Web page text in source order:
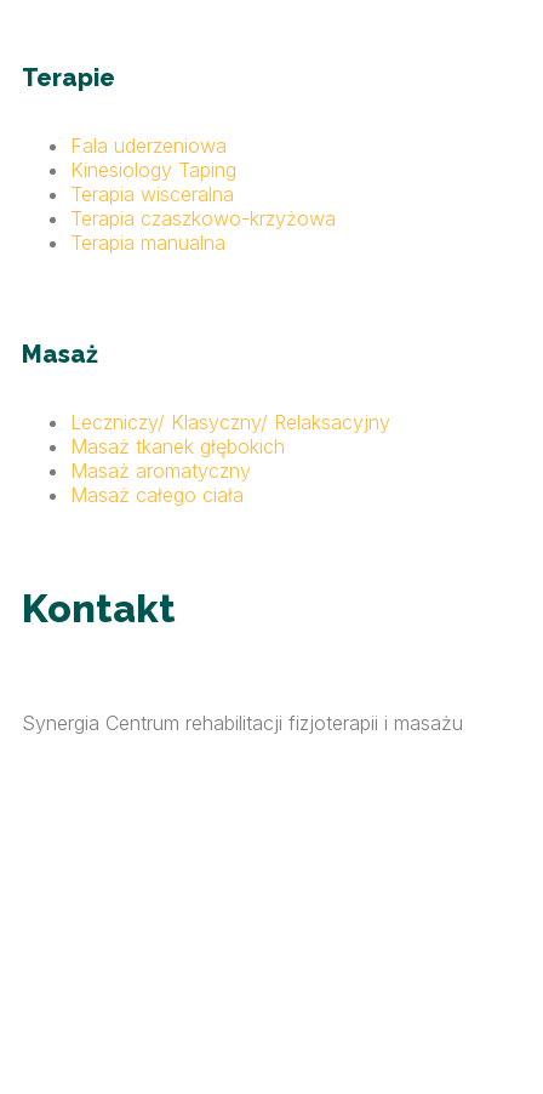
Terapie
Fala uderzeniowa
Kinesiology Taping
Terapia wisceralna
Terapia czaszkowo-krzyżowa
Terapia manualna
Masaż
Leczniczy/ Klasyczny/ Relaksacyjny
Masaż tkanek głębokich
Masaż aromatyczny
Masaż całego ciała
Kontakt
Synergia Centrum rehabilitacji fizjoterapii i masażu